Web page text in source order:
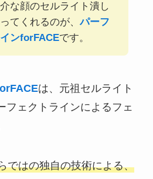
な顔のセルライト潰し
てくれるのが、パーフ
ンforFACEです。
は、元祖セルライト
フェクトラインによるフェ
ではの独自の技術による、